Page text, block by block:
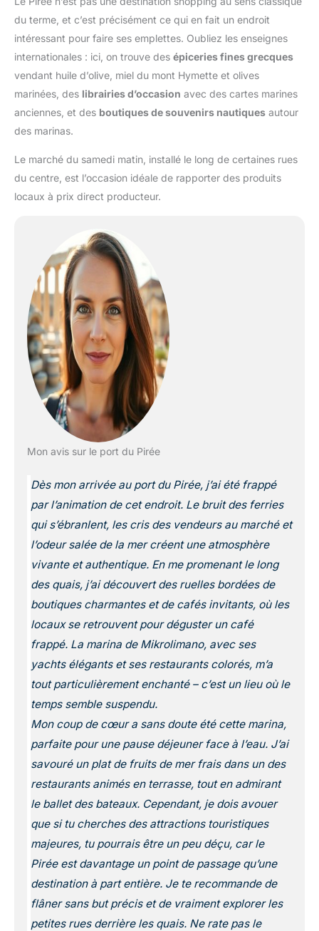
du terme, et c’est précisément ce qui en fait un endroit
intéressant pour faire ses emplettes. Oubliez les enseignes
internationales : ici, on trouve des épiceries fines grecques
vendant huile d’olive, miel du mont Hymette et olives
marinées, des librairies d’occasion avec des cartes marines
anciennes, et des boutiques de souvenirs nautiques autour
des marinas.
Le marché du samedi matin, installé le long de certaines rues
du centre, est l’occasion idéale de rapporter des produits
locaux à prix direct producteur.
Mon avis sur le port du Pirée
Dès mon arrivée au port du Pirée, j’ai été frappé
par l’animation de cet endroit. Le bruit des ferries
qui s’ébranlent, les cris des vendeurs au marché et
l’odeur salée de la mer créent une atmosphère
vivante et authentique. En me promenant le long
des quais, j’ai découvert des ruelles bordées de
boutiques charmantes et de cafés invitants, où les
locaux se retrouvent pour déguster un café
frappé. La marina de Mikrolimano, avec ses
yachts élégants et ses restaurants colorés, m’a
tout particulièrement enchanté – c’est un lieu où le
temps semble suspendu.
Mon coup de cœur a sans doute été cette marina,
parfaite pour une pause déjeuner face à l’eau. J’ai
savouré un plat de fruits de mer frais dans un des
restaurants animés en terrasse, tout en admirant
le ballet des bateaux. Cependant, je dois avouer
que si tu cherches des attractions touristiques
majeures, tu pourrais être un peu déçu, car le
Pirée est davantage un point de passage qu’une
destination à part entière. Je te recommande de
flâner sans but précis et de vraiment explorer les
petites rues derrière les quais. Ne rate pas le